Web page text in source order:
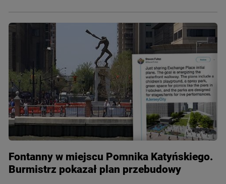
Fontanny w miejscu Pomnika Katyńskiego.
Burmistrz pokazał plan przebudowy